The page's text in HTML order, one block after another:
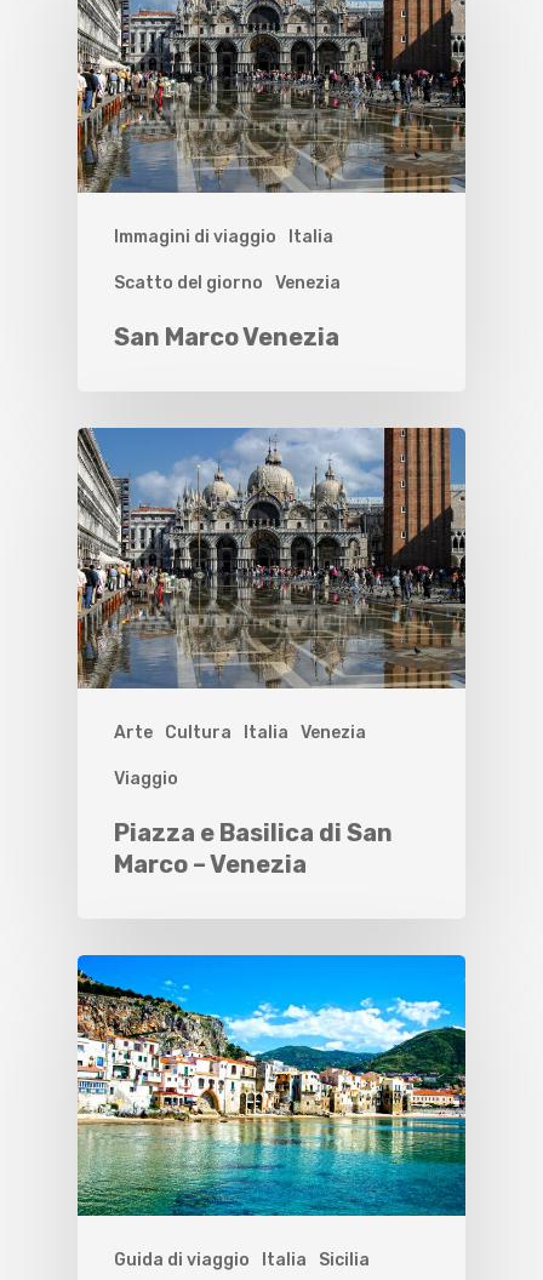
Immagini di viaggio Italia
Scatto del giorno Venezia
San Marco Venezia
Arte Cultura Italia Venezia
Viaggio
Piazza e Basilica di San
Marco – Venezia
Guida di viaggio Italia Sicilia